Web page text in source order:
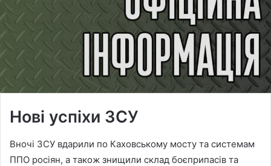
Нові успіхи ЗСУ
Вночі ЗСУ вдарили по Каховському мосту та системам
ППО росіян, а також знищили склад боєприпасів та